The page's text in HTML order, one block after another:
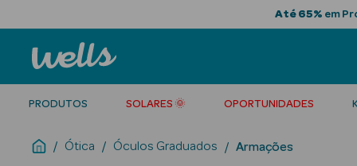
Até 65% em
PRODUTOS SOLARES 🌞 OPORTUNIDADES
Ótica Óculos Graduados Armações